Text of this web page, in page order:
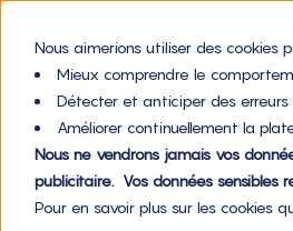
Nous aimerions utiliser des cookies
Mieux comprendre le
Détecter et anticiper des
Améliorer continuellement la
Nous ne vendrons jamais vos
publicitaire. Vos données sensibles
Pour en savoir plus sur les cookies
logo-